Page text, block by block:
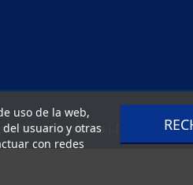
uso de la web,
usuario y otras
con redes
reservados | Desarrollado